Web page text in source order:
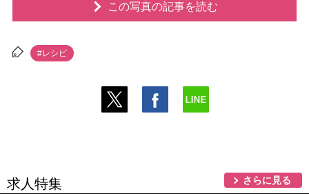
この写真の記事を読む
#レシピ
求人特集 さらに見る